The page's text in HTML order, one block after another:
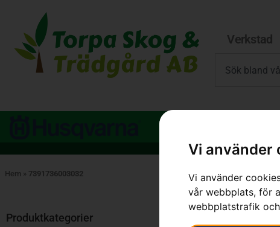
Vi använder
Vi använder
vår webbplats, för
webbplatstrafik
Verkstad
Hem » 7391736003032
Produktkategorier
Endast ett